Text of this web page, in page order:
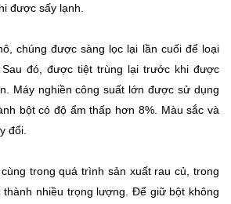
được sấy lạnh.
chúng được sàng lọc lại lần cuối để loại
đó, được tiệt trùng lại trước khi được
Máy nghiền công suất lớn được sử dụng
bột có độ ẩm thấp hơn 8%. Màu sắc và
đổi.
trong quá trình sản xuất rau củ, trong
nhiều trọng lượng. Để giữ bột không